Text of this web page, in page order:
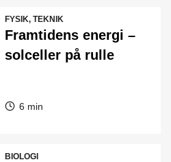
FYSIK, TEKNIK
Framtidens energi –
solceller på rulle
6 min
BIOLOGI